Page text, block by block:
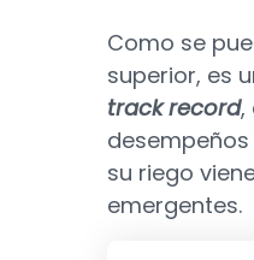
Como se
superior, es
track record,
su riego
emergentes.